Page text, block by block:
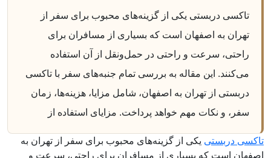
تاکسی دربستی یکی از گزینه‌های محبوب برای سفر از
تهران به اصفهان است که بسیاری از مسافران برای
راحتی، سرعت و راحتی در حمل‌ونقل از آن استفاده
می‌کنند. این مقاله به بررسی تمام جنبه‌های سفر با تاکسی
دربستی از تهران به اصفهان، شامل مزایا، هزینه‌ها، زمان
سفر، و نکات مهم خواهد پرداخت. مزایای استفاده از
تاکسی دربستییکی از گزینه‌های محبوب برای سفر از تهران به
اصفهان است که بسیاری از مسافران برای راحتی، سرعت و